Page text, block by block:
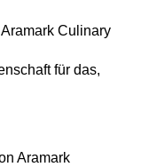
Culinary
für das,
Aramark